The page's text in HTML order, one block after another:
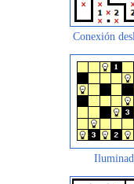
Conexión